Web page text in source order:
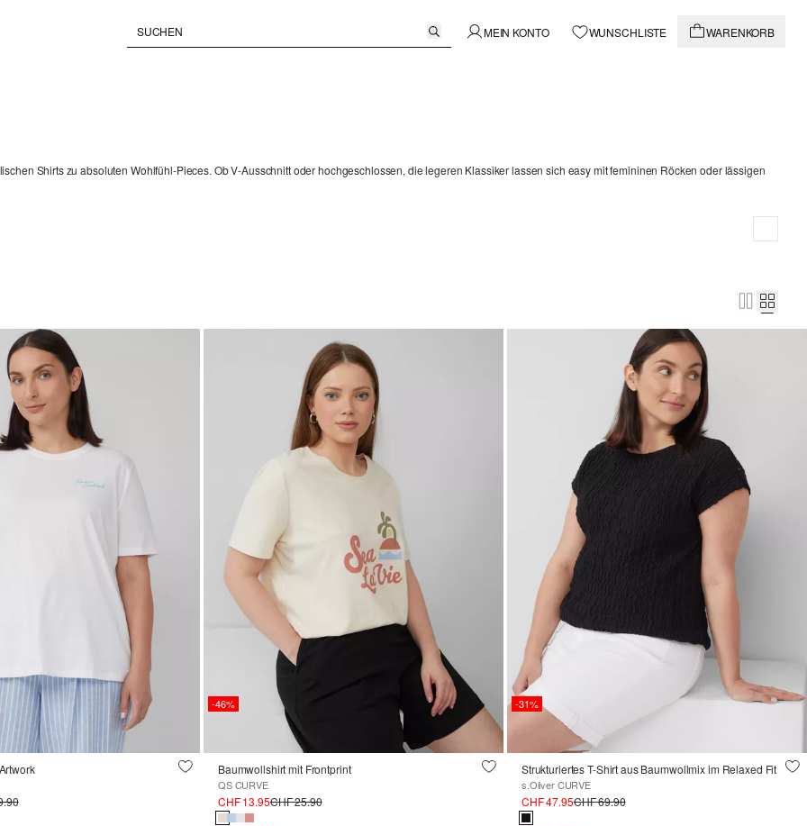
MEIN KONTO WUNSCHLISTE WARENKORB
Shirts zu absoluten Wohlfühl-Pieces. Ob V-Ausschnitt oder hochgeschlossen, die legeren Klassiker lassen sich easy mit femininen Röcken oder lässigen
-46%
Baumwollshirt mit Frontprint
QS CURVE
CHF 13.95CHF 25.90
-31%
Strukturiertes T-Shirt aus Baumwollmix im Relaxed Fit
s.Oliver CURVE
CHF 47.95CHF 69.90